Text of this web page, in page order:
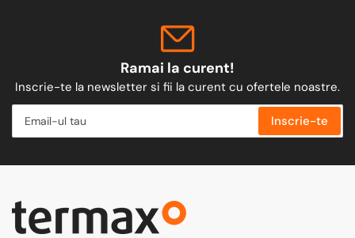
Ramai la curent!
Inscrie-te la newsletter si fii la curent cu ofertele noastre.
Email-
tau
Inscrie-te